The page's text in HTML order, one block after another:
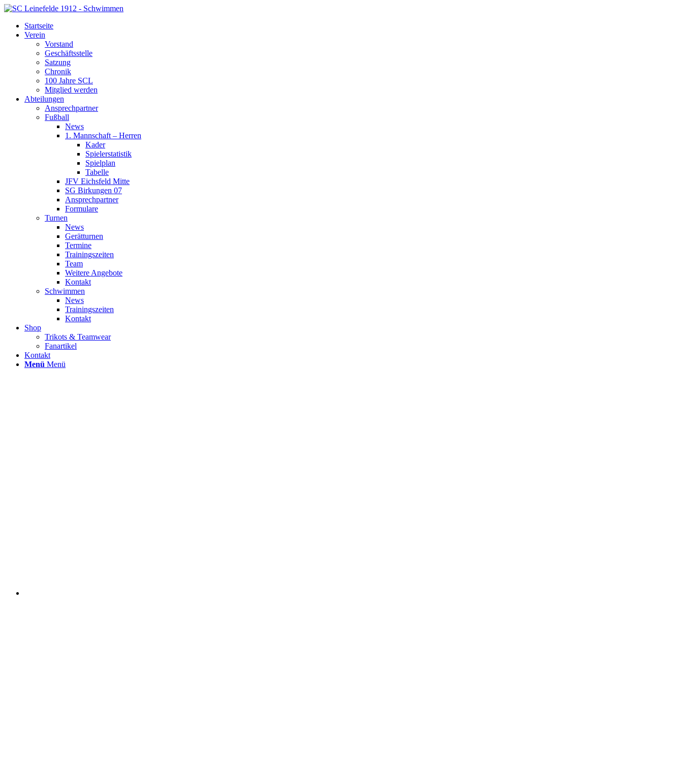
Startseite
Verein
Vorstand
Geschäftsstelle
Satzung
Chronik
100 Jahre SCL
Mitglied werden
Abteilungen
Ansprechpartner
Fußball
News
1. Mannschaft – Herren
Kader
Spielerstatistik
Spielplan
Tabelle
JFV Eichsfeld Mitte
SG Birkungen 07
Ansprechpartner
Formulare
Turnen
News
Gerätturnen
Termine
Trainingszeiten
Team
Weitere Angebote
Kontakt
Schwimmen
News
Trainingszeiten
Kontakt
Shop
Trikots & Teamwear
Fanartikel
Kontakt
Menü Menü